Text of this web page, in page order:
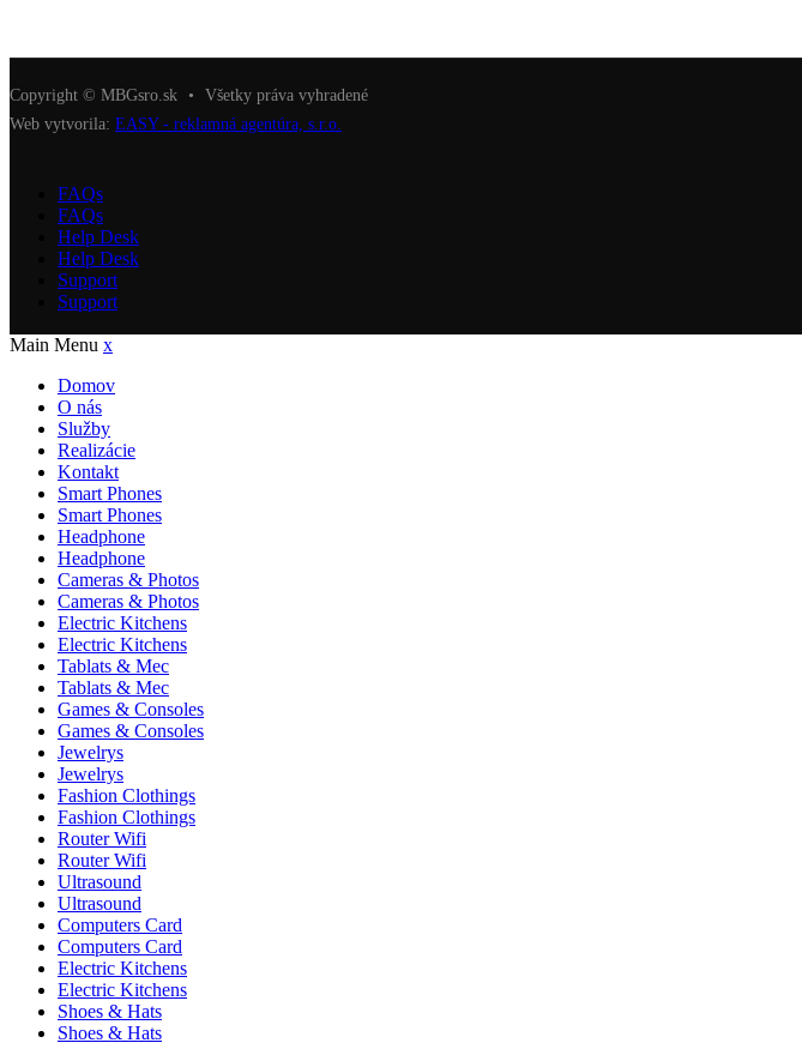
Copyright © MBGsro.sk •
Všetky práva vyhradené
Web vytvorila: EASY - reklamná agentúra, s.r.o.
FAQs
FAQs
Help Desk
Help Desk
Support
Support
Main Menu x
Domov
O nás
Služby
Realizácie
Kontakt
Smart Phones
Smart Phones
Headphone
Headphone
Cameras & Photos
Cameras & Photos
Electric Kitchens
Electric Kitchens
Tablats & Mec
Tablats & Mec
Games & Consoles
Games & Consoles
Jewelrys
Jewelrys
Fashion Clothings
Fashion Clothings
Router Wifi
Router Wifi
Ultrasound
Ultrasound
Computers Card
Computers Card
Electric Kitchens
Electric Kitchens
Shoes & Hats
Shoes & Hats